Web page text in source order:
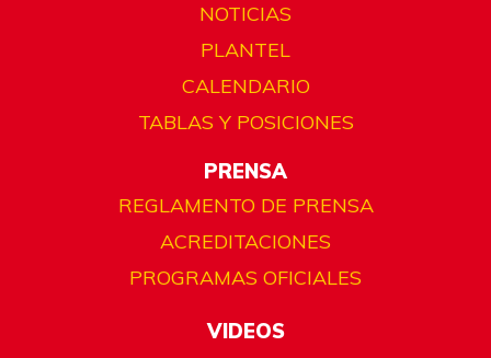
NOTICIAS
PLANTEL
CALENDARIO
TABLAS Y POSICIONES
PRENSA
REGLAMENTO DE PRENSA
ACREDITACIONES
PROGRAMAS OFICIALES
VIDEOS